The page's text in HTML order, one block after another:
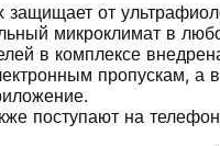
от
микроклимат в
в комплексе
пропускам, а
поступают на